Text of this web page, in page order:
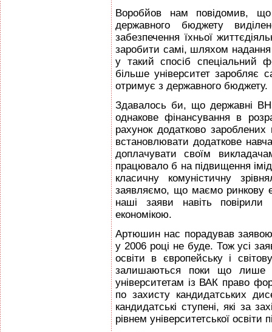
Воробйов нам повідомив,
державного бюджету
забезпечення їхньої
заробити самі, шляхом
у такий спосіб
більше університет
отримує з державного бюджету.
Здавалось би, що державні
однакове фінансування в
рахунок додатково
встановлювати додаткове
доплачувати своїм
працювало б на підвищення
класичну комуністичну
заявляємо, що маємо ринкову
наші заяви навіть
економікою.
Артюшин нас порадував
у 2006 році не буде. Тож усі
освіти в європейську і
залишаються поки що лише
університетам із ВАК право
по захисту кандидатських
кандидатські ступені, які за
рівнем університетської освіти